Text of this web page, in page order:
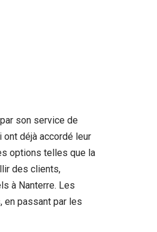
son service de
déjà accordé leur
options telles que la
des clients,
à Nanterre. Les
en passant par les